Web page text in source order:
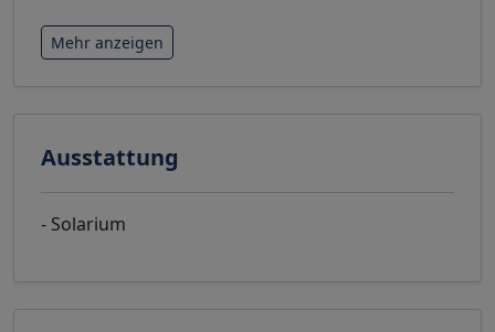
Mehr anzeigen
Ausstattung
- Solarium